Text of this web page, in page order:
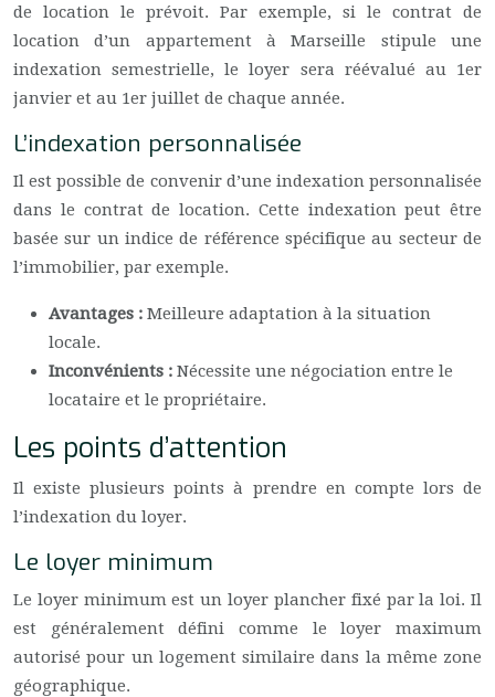
de location le prévoit. Par exemple, si le contrat de
location d’un appartement à Marseille stipule une
indexation semestrielle, le loyer sera réévalué au 1er
janvier et au 1er juillet de chaque année.
L’indexation personnalisée
Il est possible de convenir d’une indexation personnalisée
dans le contrat de location. Cette indexation peut être
basée sur un indice de référence spécifique au secteur de
l’immobilier, par exemple.
Avantages : Meilleure adaptation à la situation
locale.
Inconvénients : Nécessite une négociation entre le
locataire et le propriétaire.
Les points d’attention
Il existe plusieurs points à prendre en compte lors de
l’indexation du loyer.
Le loyer minimum
Le loyer minimum est un loyer plancher fixé par la loi. Il
est généralement défini comme le loyer maximum
autorisé pour un logement similaire dans la même zone
géographique.